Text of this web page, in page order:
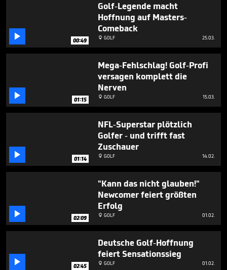
 00:49
Golf-Legende macht
Hoffnung auf Masters-
Comeback
 GOLF 25.03.
 01:15
Mega-Fehlschlag! Golf-Profi
versagen komplett die
Nerven
 GOLF 15.03.
 01:14
NFL-Superstar plötzlich
Golfer - und trifft fast
Zuschauer
 GOLF 14.02.
 02:09
"Kann das nicht glauben!"
Newcomer feiert größten
Erfolg
 GOLF 01.02.
 02:45
Deutsche Golf-Hoffnung
feiert Sensationssieg
 GOLF 01.02.